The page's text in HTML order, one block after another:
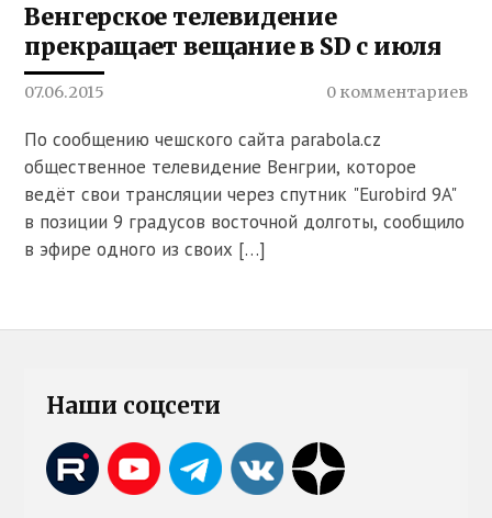
Венгерское телевидение
прекращает вещание в SD с июля
07.06.2015 0 комментариев
По сообщению чешского сайта parabola.cz
общественное телевидение Венгрии, которое
ведёт свои трансляции через спутник "Eurobird 9A"
в позиции 9 градусов восточной долготы, сообщило
в эфире одного из своих […]
Наши соцсети